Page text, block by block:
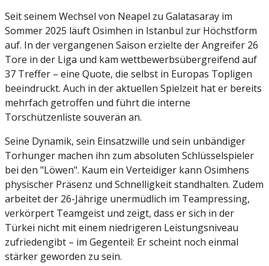
Seit seinem Wechsel von Neapel zu Galatasaray im
Sommer 2025 läuft Osimhen in Istanbul zur Höchstform
auf. In der vergangenen Saison erzielte der Angreifer 26
Tore in der Liga und kam wettbewerbsübergreifend auf
37 Treffer – eine Quote, die selbst in Europas Topligen
beeindruckt. Auch in der aktuellen Spielzeit hat er bereits
mehrfach getroffen und führt die interne
Torschützenliste souverän an.
Seine Dynamik, sein Einsatzwille und sein unbändiger
Torhunger machen ihn zum absoluten Schlüsselspieler
bei den "Löwen". Kaum ein Verteidiger kann Osimhens
physischer Präsenz und Schnelligkeit standhalten. Zudem
arbeitet der 26-Jährige unermüdlich im Teampressing,
verkörpert Teamgeist und zeigt, dass er sich in der
Türkei nicht mit einem niedrigeren Leistungsniveau
zufriedengibt – im Gegenteil: Er scheint noch einmal
stärker geworden zu sein.